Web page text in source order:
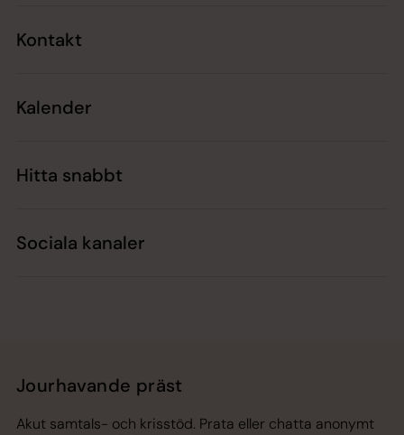
Kontakt
Kalender
Hitta snabbt
Sociala kanaler
Jourhavande präst
Akut samtals- och krisstöd. Prata eller chatta anonymt